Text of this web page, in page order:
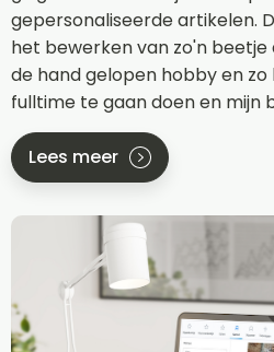
gepersonaliseerde artikelen.
het bewerken van zo'n beetje
de hand gelopen hobby en
fulltime te gaan doen en mijn
Lees meer